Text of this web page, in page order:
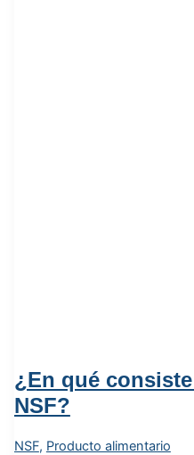
¿En qué
NSF?
NSF, Producto alimentario